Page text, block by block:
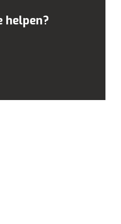
helpen?